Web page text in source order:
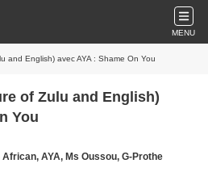
MENU
and English) avec AYA : Shame On You
of Zulu and English)
You
AYA, Ms Oussou, G-Prothe